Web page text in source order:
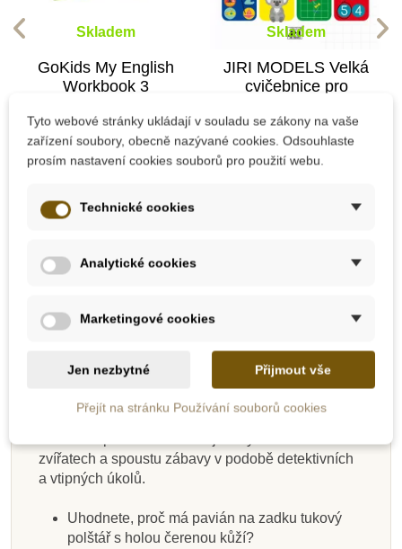
Skladem
GoKids My English
Workbook 3
189 Kč
Skladem
JIRI MODELS Velká
cvičebnice pro
249 Kč
Skladem
Jak to funguje v
přírodě -Katie,
Daynes, Russell Tale
Na dotaz
havěti
Skladem
Příprava do školky -
Stříhání
Na dotaz
Montessori -
matematika 3 až 6 let
Skladem
Moje malé pokusy -
Montessori ve
volném čase
Na dotaz
bezobratlí
Novinka
Skladem
GoKids Circle Time
Books Set 3
Skladem
tělo
Popis
Velká kniha divoké havěti
zvířatech a spoustu zábavy v podobě detektivních
a vtipných úkolů.
Uhodnete, proč má pavián na zadku tukový
polštář s holou čerenou kůží?
Tyto webové stránky ukládají v souladu se zákony na vaše
zařízení soubory, obecně nazývané cookies. Odsouhlaste
prosím nastavení cookies souborů pro použití webu.
Technické cookies
Analytické cookies
Marketingové cookies
Jen nezbytné Přijmout vše
Přejít na stránku Používání souborů cookies